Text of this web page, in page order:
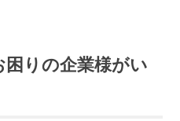
りの企業様がい